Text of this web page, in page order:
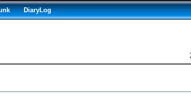
DiaryLog